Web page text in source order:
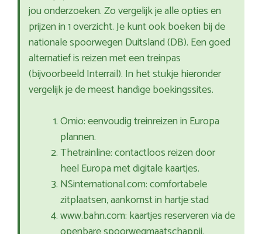
jou onderzoeken. Zo vergelijk je alle opties en
prijzen in 1 overzicht. Je kunt ook boeken bij de
nationale spoorwegen Duitsland (DB). Een goed
alternatief is reizen met een treinpas
(bijvoorbeeld Interrail). In het stukje hieronder
vergelijk je de meest handige boekingssites.
Omio: eenvoudig treinreizen in Europa
plannen.
Thetrainline: contactloos reizen door
heel Europa met digitale kaartjes.
NSinternational.com: comfortabele
zitplaatsen, aankomst in hartje stad
www.bahn.com: kaartjes reserveren via de